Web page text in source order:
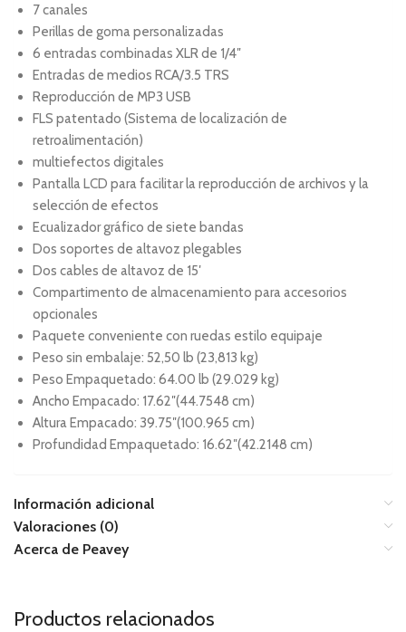
7 canales
Perillas de goma personalizadas
6 entradas combinadas XLR de 1/4″
Entradas de medios RCA/3.5 TRS
Reproducción de MP3 USB
FLS patentado (Sistema de localización de
retroalimentación)
multiefectos digitales
Pantalla LCD para facilitar la reproducción de archivos y la
selección de efectos
Ecualizador gráfico de siete bandas
Dos soportes de altavoz plegables
Dos cables de altavoz de 15′
Compartimento de almacenamiento para accesorios
opcionales
Paquete conveniente con ruedas estilo equipaje
Peso sin embalaje: 52,50 lb (23,813 kg)
Peso Empaquetado: 64.00 lb (29.029 kg)
Ancho Empacado: 17.62″(44.7548 cm)
Altura Empacado: 39.75″(100.965 cm)
Profundidad Empaquetado: 16.62″(42.2148 cm)
Información adicional
Valoraciones (0)
Acerca de Peavey
Productos relacionados